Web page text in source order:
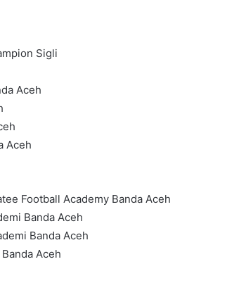
Sigli
Aceh
Aceh
Football Academy Banda Aceh
Banda Aceh
Banda Aceh
Aceh